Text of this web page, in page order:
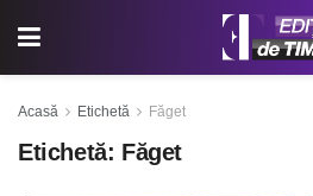
Acasă Etichetă Făget
Etichetă: Făget